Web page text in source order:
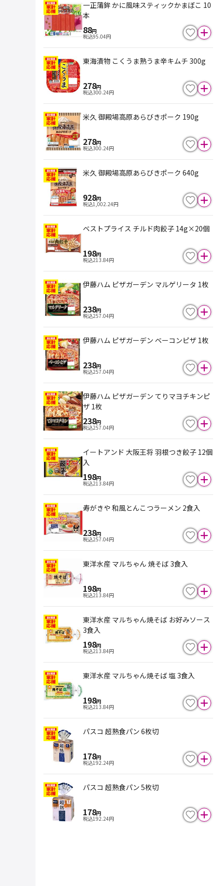
一正蒲鉾 かに風味スティックかまぼこ 10
本
88円
税込95.04円
東海漬物 こくうま熟うま辛キムチ 300g
278円
税込300.24円
米久 御殿場高原あらびきポーク 190g
278円
税込300.24円
米久 御殿場高原あらびきポーク 640g
928円
税込1,002.24円
ベストプライス チルド肉餃子 14g×20個
198円
税込213.84円
伊藤ハム ピザガーデン マルゲリータ 1枚
238円
税込257.04円
伊藤ハム ピザガーデン ベーコンピザ 1枚
238円
税込257.04円
伊藤ハム ピザガーデン てりマヨチキンピ
ザ 1枚
238円
税込257.04円
イートアンド 大阪王将 羽根つき餃子 12個
入
198円
税込213.84円
寿がきや 和風とんこつラーメン 2食入
238円
税込257.04円
東洋水産 マルちゃん 焼そば 3食入
198円
税込213.84円
東洋水産 マルちゃん焼そば お好みソース
3食入
198円
税込213.84円
東洋水産 マルちゃん焼そば 塩 3食入
198円
税込213.84円
パスコ 超熟食パン 6枚切
178円
税込192.24円
パスコ 超熟食パン 5枚切
178円
税込192.24円